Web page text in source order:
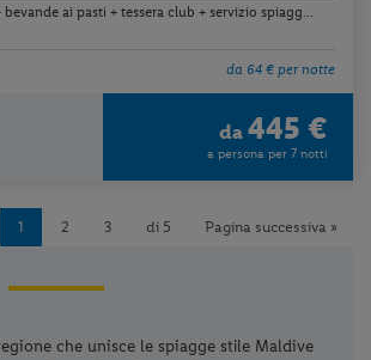
ai pasti + tessera club + servizio spiagg...
da 64 € per notte
da 445 €
a persona per 7 notti
1 2 3 di 5 Pagina successiva »
che unisce le spiagge stile Maldive